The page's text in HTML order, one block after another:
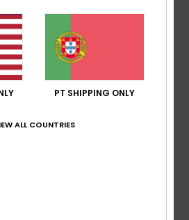
PT SHIPPING ONLY
ALL COUNTRIES